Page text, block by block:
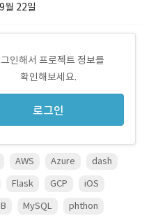
월 22일
인해서 프로젝트 정보를
확인해보세요.
로그인
AWS Azure
dash
Flask GCP
iOS
MySQL
phthon